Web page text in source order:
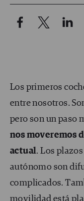
Los primeros
entre nosotros.
pero son un paso
nos moveremos
actual. Los
autónomo son
complicados.
movilidad está